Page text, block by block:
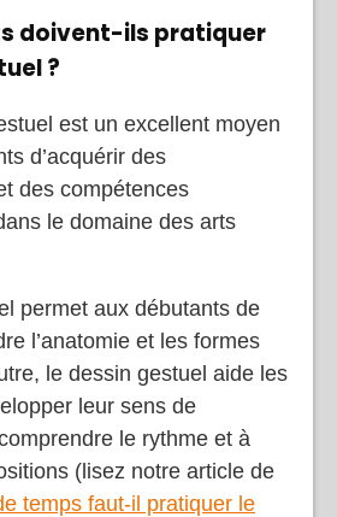
doivent-ils pratiquer
?
est un excellent moyen
d’acquérir des
des compétences
le domaine des arts
permet aux débutants de
l’anatomie et les formes
le dessin gestuel aide les
leur sens de
le rythme et à
(lisez notre article de
temps faut-il pratiquer le